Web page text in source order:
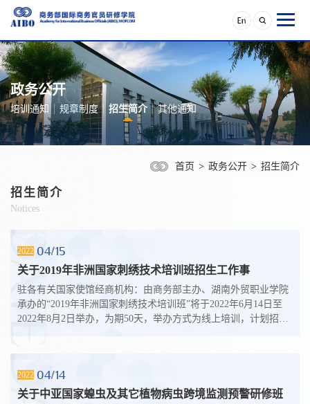
政务公开
培训通知 规章制度 招生简介 其他通知
首页 > 政务公开 > 招生简介
招生简介
Notices
2022 04 15
关于2019年非洲国家刺绣技术培训班招生工作事
驻各有关国家使馆经商机构：由商务部主办、湖南外贸职业学院
承办的“2019年非洲国家刺绣技术培训班”将于2022年6月14日至
2022年8月2日举办，为期50天，举办方式为线上培训，计划招生
2022 04 14
关于中亚国家蝗虫及其它植物病虫跨境监测预警研修班